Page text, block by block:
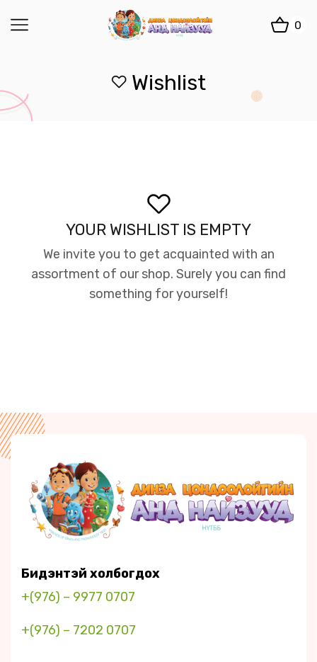
0
Wishlist
YOUR WISHLIST IS EMPTY
We invite you to get acquainted with an
assortment of our shop. Surely you can find
something for yourself!
Бидэнтэй холбогдох
+(976) – 9977 0707
+(976) – 7202 0707